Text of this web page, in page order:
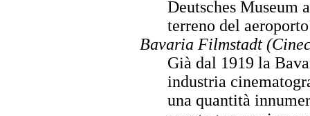
Deutsches Museum
terreno del
Bavaria Filmstadt
Già dal 1919 la
industria
una quantità